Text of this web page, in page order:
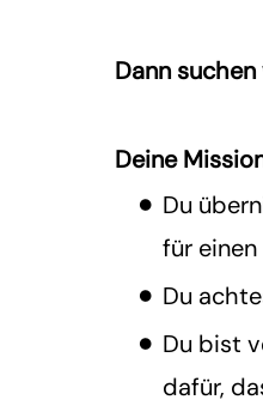
Dann
Deine
Du
für
Du
Du bist
dafür,